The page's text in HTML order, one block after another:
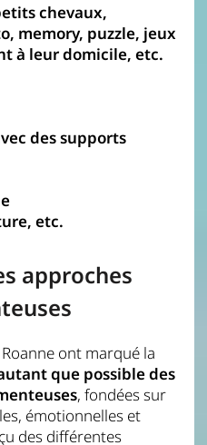
chevaux,
memory, puzzle, jeux
à leur domicile, etc.
des supports
etc.
approches
Roanne ont marqué la
que possible des
, fondées sur
émotionnelles et
des différentes